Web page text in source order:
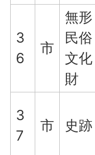
3
6
市
無形
民俗
文化
財
3
7
市 史跡